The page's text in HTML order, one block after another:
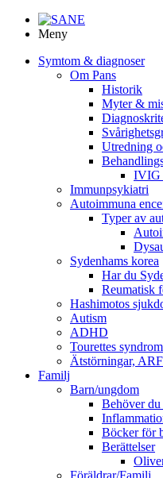
Meny
Symtom & diagnoser
Om Pans
Historik
Myter &
Utredning
IVIG
Immunpsykiatri
Autoimmuna
Typer av
Sydenhams korea
Har du
Reumatisk
Hashimotos
Autism
ADHD
Tourettes syndrom
Ätstörningar,
Familj
Barn/ungdom
Behöver du
Böcker för
Berättelser
Föräldrar/Familj